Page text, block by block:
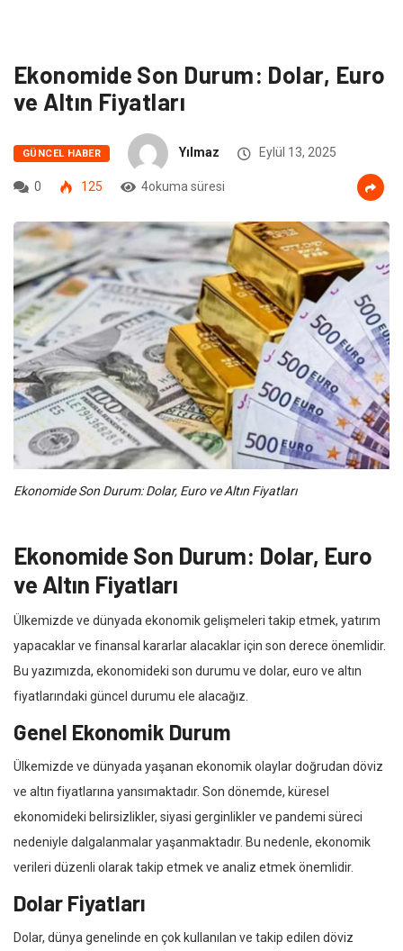
Ekonomide Son Durum: Dolar, Euro
ve Altın Fiyatları
GÜNCEL HABER Yılmaz Eylül 13, 2025
0 125 4okuma süresi
Ekonomide Son Durum: Dolar, Euro ve Altın Fiyatları
Ekonomide Son Durum: Dolar, Euro
ve Altın Fiyatları
Ülkemizde ve dünyada ekonomik gelişmeleri takip etmek, yatırım
yapacaklar ve finansal kararlar alacaklar için son derece önemlidir.
Bu yazımızda, ekonomideki son durumu ve dolar, euro ve altın
fiyatlarındaki güncel durumu ele alacağız.
Genel Ekonomik Durum
Ülkemizde ve dünyada yaşanan ekonomik olaylar doğrudan döviz
ve altın fiyatlarına yansımaktadır. Son dönemde, küresel
ekonomideki belirsizlikler, siyasi gerginlikler ve pandemi süreci
nedeniyle dalgalanmalar yaşanmaktadır. Bu nedenle, ekonomik
verileri düzenli olarak takip etmek ve analiz etmek önemlidir.
Dolar Fiyatları
Dolar, dünya genelinde en çok kullanılan ve takip edilen döviz